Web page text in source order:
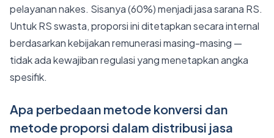
pelayanan nakes. Sisanya (60%) menjadi jasa sarana RS.
Untuk RS swasta, proporsi ini ditetapkan secara internal
berdasarkan kebijakan remunerasi masing-masing —
tidak ada kewajiban regulasi yang menetapkan angka
spesifik.
Apa perbedaan metode konversi dan
metode proporsi dalam distribusi jasa